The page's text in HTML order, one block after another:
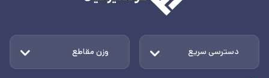
دسترسی سریع وزن مقاطع